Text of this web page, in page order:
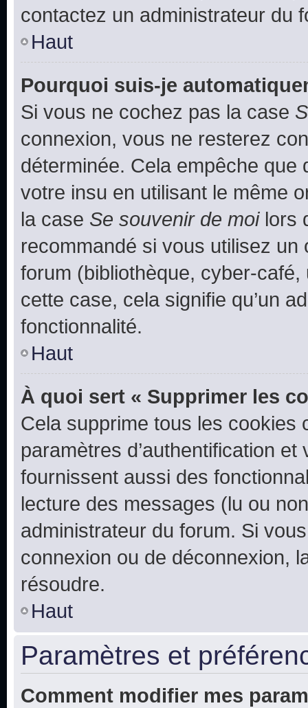
contactez un administrateur du
Haut
Pourquoi suis-je
Si vous ne cochez pas la case
connexion, vous ne resterez
déterminée. Cela empêche que
votre insu en utilisant le même
la case Se souvenir de moilors
recommandé si vous utilisez
forum (bibliothèque, cyber-
cette case, cela signifie qu’un
fonctionnalité.
Haut
À quoi sert « Supprimer les
Cela supprime tous les cookies
paramètres d’authentification
fournissent aussi des
lecture des messages (lu ou
administrateur du forum. Si
connexion ou de déconnexion,
résoudre.
Haut
Paramètres et
Comment modifier mes